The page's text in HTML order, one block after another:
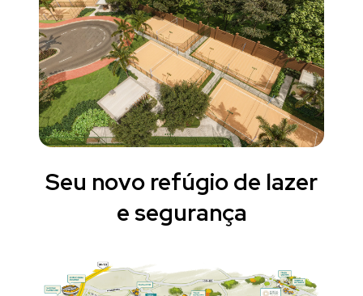
Seu novo refúgio de lazer
e segurança